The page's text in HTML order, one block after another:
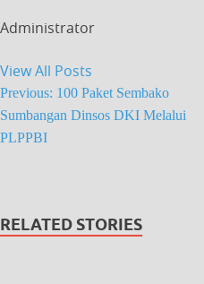
Administrator
View All Posts
Previous: 100 Paket Sembako
Sumbangan Dinsos DKI Melalui
PLPPBI
RELATED STORIES